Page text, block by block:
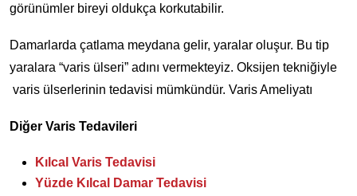
görünümler bireyi oldukça korkutabilir.
Damarlarda çatlama meydana gelir, yaralar oluşur. Bu tip
yaralara “varis ülseri” adını vermekteyiz. Oksijen tekniğiyle
varis ülserlerinin tedavisi mümkündür. Varis Ameliyatı
Diğer Varis Tedavileri
Kılcal Varis Tedavisi
Yüzde Kılcal Damar Tedavisi